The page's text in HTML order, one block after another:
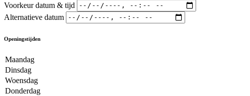
Voorkeur datum & tijd
Alternatieve datum
Openingstijden
Maandag
Dinsdag
Woensdag
Donderdag